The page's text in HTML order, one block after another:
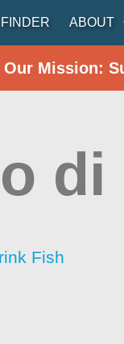
ABOUT
Mission:
Fish